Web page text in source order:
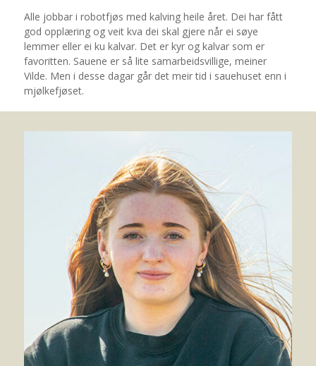
Alle jobbar i robotfjøs med kalving heile året. Dei har fått
god opplæring og veit kva dei skal gjere når ei søye
lemmer eller ei ku kalvar. Det er kyr og kalvar som er
favoritten. Sauene er så lite samarbeidsvillige, meiner
Vilde. Men i desse dagar går det meir tid i sauehuset enn i
mjølkefjøset.